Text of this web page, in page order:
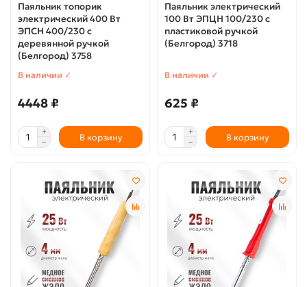
Паяльник топорик
электрический 400 Вт
ЭПСН 400/230 с
деревянной ручкой
(Белгород) 3758
В наличии ✓
4448 ₽
В корзину
Паяльник электрический
100 Вт ЭПЦН 100/230 с
пластиковой ручкой
(Белгород) 3718
В наличии ✓
625 ₽
В корзину